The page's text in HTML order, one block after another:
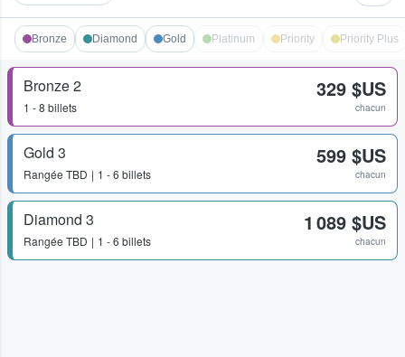
Bronze Diamond Gold Platinum Priority Priority Plus
Bronze 2
1 - 8 billets
329 $US
chacun
Gold 3
Rangée TBD 1 - 6 billets
599 $US
chacun
Diamond 3
Rangée TBD 1 - 6 billets
1 089 $US
chacun